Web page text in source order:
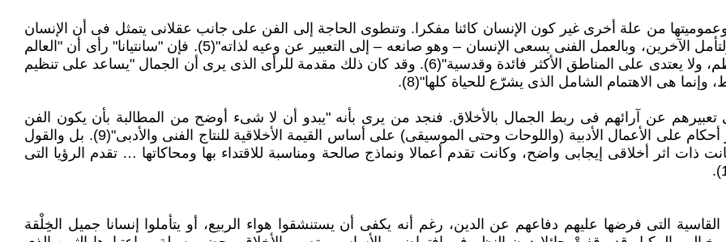
من علة أخرى غير كون الإنسان كائنا مفكرا. وتنطوى الحاجة إلى الفن على جانب عقلانى يتمثل فى أن الإنسان
بوصفه وعيا، يظهر ذاته، يزدوج، يعرض نفسه لوعيه الخاص ولتأمل الآخرين، وبالعمل الفنى يسعى الإنسان – وهو صانعه – إلى التعبير عن وعيه لذاته"(5). فإن "سانتيانا" رأى أن "العالم
الجمالى محدود المجال؛ فعليه أن يخضع لسيطرة العقل المنظم، ولا يعتدى على المناطق الأكثر فائدة وقدسية"(6). وقد كان ذلك مقدمة للرأى الذى يرى أن الجمال "يساعد على تنظيم
تعبيرهم عن آرائهم فى ربط الجمال بالأخلاق. فنجد من يرى بأنه "يبدو أن لا شىء أوضح من المطالبة بأن يكون الفن
أخلاقيا وأن تكون مهمة الناقد الأولى، أحيانا على الأقل، إصدار أحكام على الأعمال الأدبية (واللوحات وحتى الموسيقى) على أساس القيمة الأخلاقية للنتاج الفنى والأدبى"(9). بل والقول
ذات اثر أخلاقى إيجابى واضح، وكانت تقدم أعمالا ونماذج صالحة ومناسبة للاقتداء بها ومحاكاتها … تقدم الرؤيا التى
التى فرضها عليهم دفاعهم عن الدين، رغم أنه يكفى أن يستنشقوا هواء الربيع، أو يتأملوا إنسانا جميل الخِلْقة